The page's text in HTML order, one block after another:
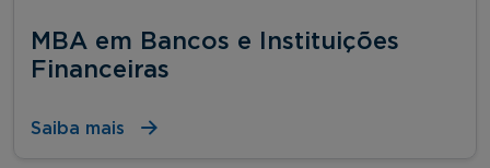
MBA em Bancos e Instituições
Financeiras
Saiba mais